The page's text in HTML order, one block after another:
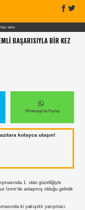
Yazı ekle
BAŞARISIYLA BİR KEZ
Whatsapp'da Paylaş
kolayca ulaşın!
1. olan güzelliğiyle
İzmir'de anlaşmış olduğu gelinlik
ki yakışıklı yarışmacı